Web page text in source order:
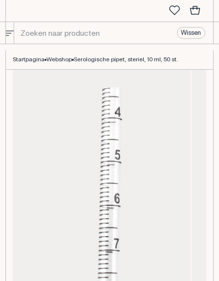
Wissen
Startpagina Webshop Serologische pipet, steriel, 10 ml, 50 st.